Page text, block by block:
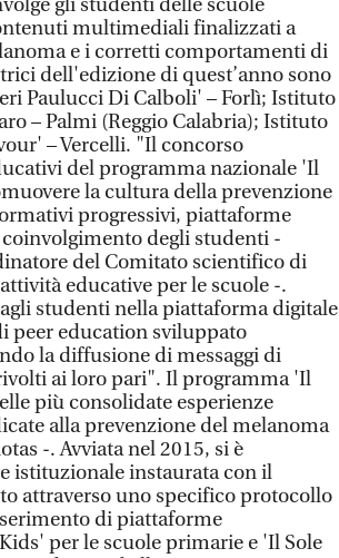
gli studenti delle scuole
multimediali finalizzati a
e i corretti comportamenti di
dell'edizione di quest’anno sono
Paulucci Di Calboli' – Forlì; Istituto
– Palmi (Reggio Calabria); Istituto
– Vercelli. "Il concorso
del programma nazionale 'Il
la cultura della prevenzione
progressivi, piattaforme
degli studenti -
del Comitato scientifico di
educative per le scuole -.
studenti nella piattaforma digitale
peer education sviluppato
la diffusione di messaggi di
ai loro pari". Il programma 'Il
più consolidate esperienze
alla prevenzione del melanoma
-. Avviata nel 2015, si è
istituzionale instaurata con il
attraverso uno specifico protocollo
di piattaforme
per le scuole primarie e 'Il Sole